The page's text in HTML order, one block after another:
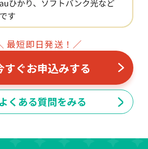
最短即日発送！／
すぐお申込みする
よくある質問をみる